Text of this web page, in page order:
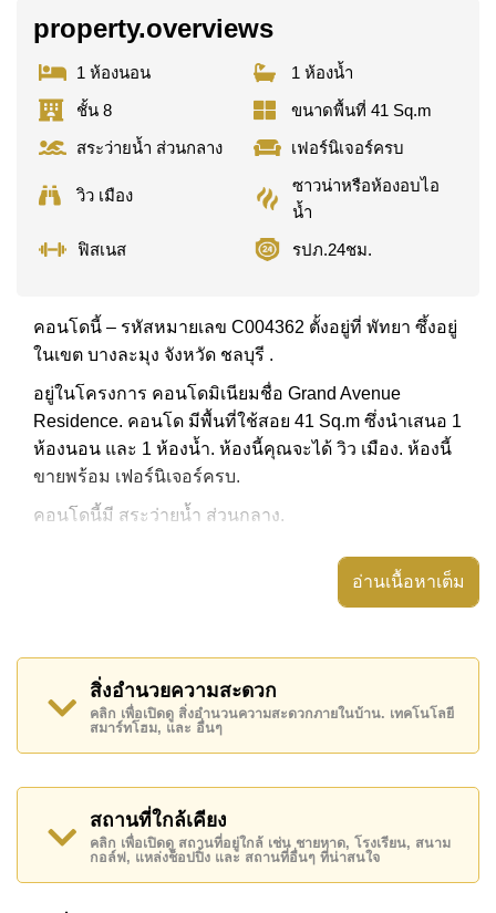
property.overviews
1 ห้องนอน
1 ห้องน้ำ
ชั้น 8
ขนาดพื้นที่ 41 Sq.m
สระว่ายน้ำ ส่วนกลาง
เฟอร์นิเจอร์ครบ
วิว เมือง
ซาวน่าหรือห้องอบไอ
น้ำ
ฟิสเนส
รปภ.24ชม.
คอนโดนี้ – รหัสหมายเลข C004362 ตั้งอยู่ที่ พัทยา ซึ้งอยู่
ในเขต บางละมุง จังหวัด ชลบุรี .
อยู่ในโครงการ คอนโดมิเนียมชื่อ Grand Avenue
Residence. คอนโด มีพื้นที่ใช้สอย 41 Sq.m ซึ่งนำเสนอ 1
ห้องนอน และ 1 ห้องน้ำ. ห้องนี้คุณจะได้ วิว เมือง. ห้องนี้
ขายพร้อม เฟอร์นิเจอร์ครบ.
คอนโดนี้มี สระว่ายน้ำ ส่วนกลาง.
คอนโดนี้ให้เช่าในราคา ฿ 18,000 ต่อเดือน
อ่านเนื้อหาเต็ม
สิ่งอำนวยความสะดวก
คลิก เพื่อเปิดดู สิ่งอำนวนความสะดวกภายในบ้าน. เทคโนโลยี
สมาร์ทโฮม, และ อื่นๆ
สถานที่ใกล้เคียง
คลิก เพื่อเปิดดู สถานที่อยู่ใกล้ เช่น ชายหาด, โรงเรียน, สนาม
กอล์ฟ, แหล่งช็อปปิ้ง และ สถานที่อื่นๆ ที่น่าสนใจ